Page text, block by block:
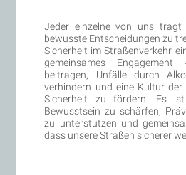
Jeder einzelne von uns trägt
bewusste Entscheidungen zu
Sicherheit im Straßenverkehr
gemeinsames
beitragen, Unfälle durch
verhindern und eine Kultur
Sicherheit zu fördern. Es
Bewusstsein zu schärfen,
zu unterstützen und
dass unsere Straßen sicherer